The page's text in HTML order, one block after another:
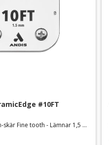
#10FT
Keramiskt snap on-skär Fine tooth - Lämnar 1,5 mm